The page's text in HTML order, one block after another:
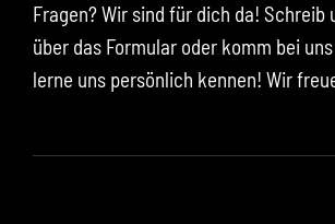
Fragen? Wir sind für dich da! Schreib
über das Formular oder komm bei
lerne uns persönlich kennen! Wir